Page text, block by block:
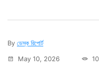
By ডেস্ক রিপোর্ট
May 10, 2026